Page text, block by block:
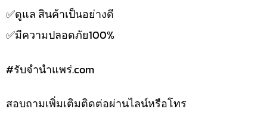
✅️ดูแล สินค้าเป็นอย่างดี
✅️มีความปลอดภัย100%
#รับจํานําแพร่.com
สอบถามเพิ่มเติมติดต่อผ่านไลน์หรือโทร